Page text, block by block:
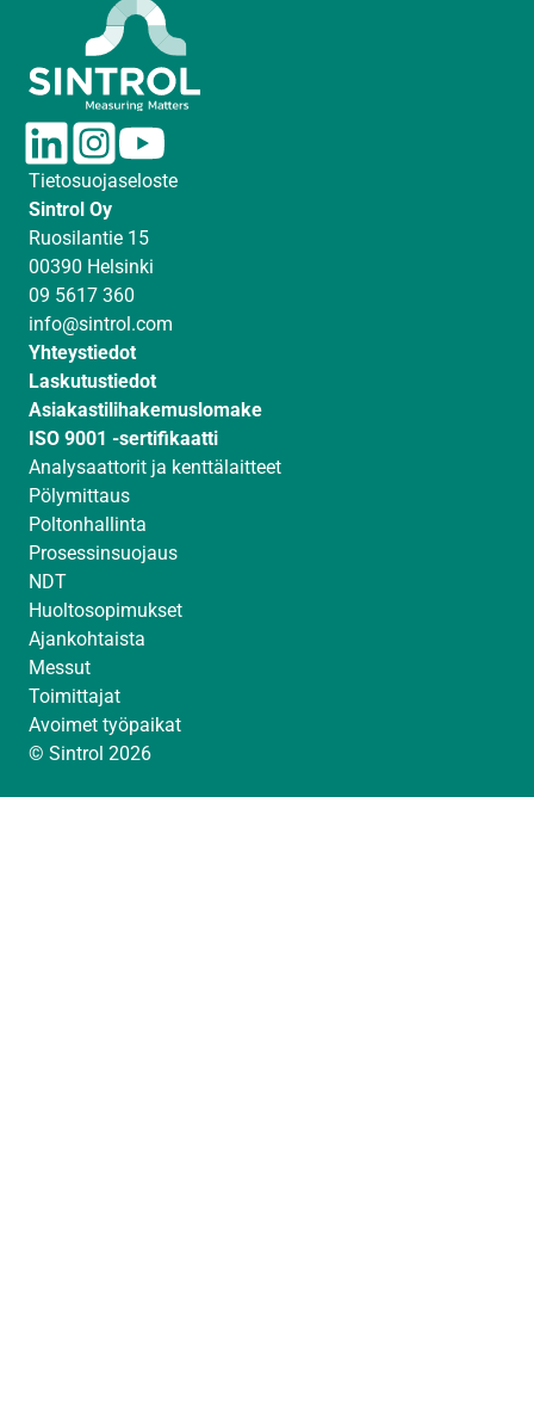
L
i
n
k
e
d
I
n
I
n
s
a
g
r
a
m
u
Tietosuojaseloste
Sintrol Oy
Ruosilantie 15
00390 Helsinki
09 5617 360
info@sintrol.com
Yhteystiedot
Laskutustiedot
Asiakastilihakemuslomake
ISO 9001 -sertifikaatti
Analysaattorit ja kenttälaitteet
Pölymittaus
Poltonhallinta
Prosessinsuojaus
NDT
Huoltosopimukset
Ajankohtaista
Messut
Toimittajat
Avoimet työpaikat
© Sintrol 2026